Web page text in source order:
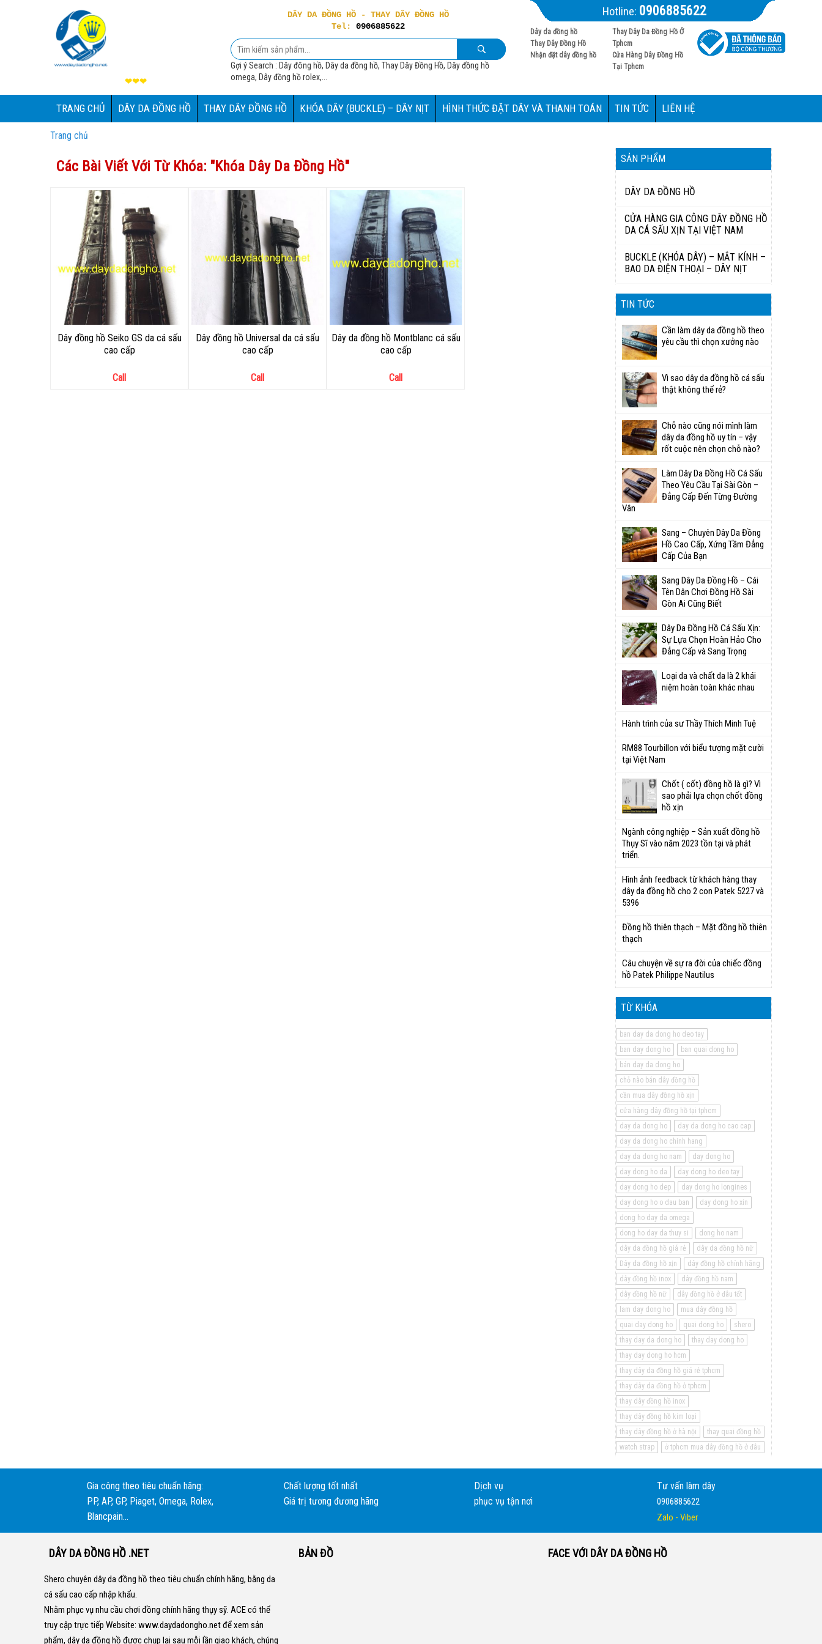
❤❤❤
DÂY DA ĐỒNG HỒ - THAY DÂY ĐỒNG HỒ
Tel: 0906885622
Gợi ý Search : Dây đông hồ, Dây da đồng hồ, Thay Dây Đồng Hồ, Dây đồng hồ
omega, Dây đồng hồ rolex,...
Hotline: 0906885622
Dây da đồng hồ
Thay Dây Đồng Hồ
Nhận đặt dây đồng hồ
Thay Dây Da Đồng Hồ Ở
Tphcm
Cửa Hàng Dây Đồng Hồ
Tại Tphcm
TRANG CHỦ DÂY DA ĐỒNG HỒ THAY DÂY ĐỒNG HỒ KHÓA DÂY (BUCKLE) – DÂY NỊT HÌNH THỨC ĐẶT DÂY VÀ THANH TOÁN TIN TỨC LIÊN HỆ
Trang chủ
Các Bài Viết Với Từ Khóa: "Khóa Dây Da Đồng Hồ"
Dây đồng hồ Seiko GS da cá sấu
cao cấp
Call
Dây đồng hồ Universal da cá sấu
cao cấp
Call
Dây da đồng hồ Montblanc cá sấu
cao cấp
Call
SẢN PHẨM
DÂY DA ĐỒNG HỒ
CỬA HÀNG GIA CÔNG DÂY ĐỒNG HỒ
DA CÁ SẤU XỊN TẠI VIỆT NAM
BUCKLE (KHÓA DÂY) – MẮT KÍNH –
BAO DA ĐIỆN THOẠI – DÂY NỊT
TIN TỨC
Cần làm dây da đồng hồ theo
yêu cầu thì chọn xưởng nào
Vì sao dây da đồng hồ cá sấu
thật không thể rẻ?
Chỗ nào cũng nói mình làm
dây da đồng hồ uy tín – vậy
rốt cuộc nên chọn chỗ nào?
Làm Dây Da Đồng Hồ Cá Sấu
Theo Yêu Cầu Tại Sài Gòn –
Đẳng Cấp Đến Từng Đường
Vân
Sang – Chuyên Dây Da Đồng
Hồ Cao Cấp, Xứng Tầm Đẳng
Cấp Của Bạn
Sang Dây Da Đồng Hồ – Cái
Tên Dân Chơi Đồng Hồ Sài
Gòn Ai Cũng Biết
Dây Da Đồng Hồ Cá Sấu Xịn:
Sự Lựa Chọn Hoàn Hảo Cho
Đẳng Cấp và Sang Trọng
Loại da và chất da là 2 khái
niệm hoàn toàn khác nhau
Hành trình của sư Thầy Thích Minh Tuệ
RM88 Tourbillon với biểu tượng mặt cười
tại Việt Nam
Chốt ( cốt) đồng hồ là gì? Vì
sao phải lựa chọn chốt đồng
hồ xịn
Ngành công nghiệp – Sản xuất đồng hồ
Thụy Sĩ vào năm 2023 tồn tại và phát
triển.
Hình ảnh feedback từ khách hàng thay
dây da đồng hồ cho 2 con Patek 5227 và
5396
Đồng hồ thiên thạch – Mặt đồng hồ thiên
thạch
Câu chuyện về sự ra đời của chiếc đồng
hồ Patek Philippe Nautilus
TỪ KHÓA
ban day da dong ho deo tay
ban day dong ho
ban quai dong ho
bán day da dong ho
chỗ nào bán dây đồng hồ
cần mua dây đồng hồ xịn
cửa hàng dây đồng hồ tại tphcm
day da dong ho
day da dong ho cao cap
day da dong ho chinh hang
day da dong ho nam
day dong ho
day dong ho da
day dong ho deo tay
day dong ho dep
day dong ho longines
day dong ho o dau ban
day dong ho xin
dong ho day da omega
dong ho day da thuy si
dong ho nam
dây da đồng hồ giá rẻ
dây da đồng hồ nữ
Dây da đồng hồ xịn
dây đồng hồ chính hãng
dây đồng hồ inox
dây đồng hồ nam
dây đồng hồ nữ
dây đồng hồ ở đâu tốt
lam day dong ho
mua dây đồng hồ
quai day dong ho
quai dong ho
shero
thay day da dong ho
thay day dong ho
thay day dong ho hcm
thay dây da đồng hồ giá rẻ tphcm
thay dây da đồng hồ ở tphcm
thay dây đồng hồ inox
thay dây đồng hồ kim loại
thay dây đồng hồ ở hà nội
thay quai đồng hồ
watch strap
ở tphcm mua dây đồng hồ ở đâu
Gia công theo tiêu chuẩn hãng:
PP, AP, GP, Piaget, Omega, Rolex,
Blancpain...
Chất lượng tốt nhất
Giá trị tương đương hãng
Dịch vụ
phục vụ tận nơi
Tư vấn làm dây
0906885622
Zalo - Viber
DÂY DA ĐỒNG HỒ .NET
Shero chuyên dây da đồng hồ theo tiêu chuẩn chính hãng, bằng da
cá sấu cao cấp nhập khẩu.
Nhằm phục vụ nhu cầu chơi đồng chính hãng thụy sỹ. ACE có thể
truy cập trực tiếp Website: www.daydadongho.netđể xem sản
phẩm, dây da đồng hồ được chụp lại sau mỗi lần giao khách, chúng
BẢN ĐỒ FACE VỚI DÂY DA ĐỒNG HỒ